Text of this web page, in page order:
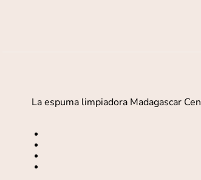
La espuma limpiadora Madagascar